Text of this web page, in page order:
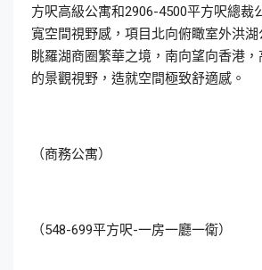
方呎高級公寓和2906-4500平方呎總裁
寬空間視野感，項目北向俯瞰室外洪
眺羅湖商圈繁華之境，南向望向香港
的景觀視野，造就空間極致舒適感。
（商務公寓）
（548-699平方呎-一房一廳一衛）